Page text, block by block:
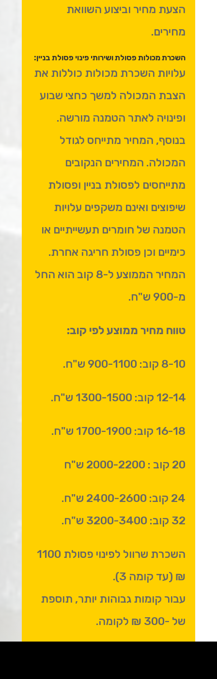
הצעת מחיר וביצוע השוואת
מחירים.
השכרת מכולות פסולת ושירותי פינוי פסולת בניין:
עלויות השכרת מכולות כוללות את
הצבת המכולה למשך כחצי שבוע
ופינויה לאתר הטמנה מורשה.
בנוסף, המחיר מתייחס לגודל
המכולה. המחירים הנקובים
מתייחסים לפסולת בניין ופסולת
שיפוצים ואינם משקפים עלויות
הטמנה של חומרים תעשייתיים או
כימיים וכן פסולת חריגה אחרת.
המחיר הממוצע ל-8 קוב הוא החל
מ-900 ש"ח.
טווח מחיר ממוצע לפי קוב:
8-10 קוב: 900-1100 ש"ח.
12-14 קוב: 1300-1500 ש"ח.
16-18 קוב: 1700-1900 ש"ח.
20 קוב : 2000-2200 ש"ח
24 קוב: 2400-2600 ש"ח.
32 קוב: 3200-3400 ש"ח.
השכרת שרוול לפינוי פסולת 1100
₪ (עד קומה 3).
עבור קומות גבוהות יותר, תוספת
של -300 ₪ לקומה.